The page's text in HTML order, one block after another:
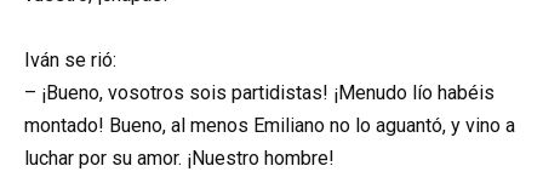
Iván se rió:
– ¡Bueno, vosotros sois partidistas! ¡Menudo lío habéis
montado! Bueno, al menos Emiliano no lo aguantó, y vino a
luchar por su amor. ¡Nuestro hombre!